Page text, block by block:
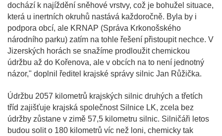
dochází k najíždění sněhové vrstvy, což je bohužel situace,
která u inertních okruhů nastává každoročně. Byla by i
podpora obcí, ale KRNAP (Správa Krkonošského
národního parku) zatím na tohle řešení přistoupit nechce. V
Jizerských horách se snažíme prodloužit chemickou
údržbu až do Kořenova, ale v obcích na to není jednotný
názor," doplnil ředitel krajské správy silnic Jan Růžička.
Údržbu 2057 kilometrů krajských silnic druhých a třetích
tříd zajišťuje krajská společnost Silnice LK, zcela bez
údržby zůstane v zimě 57,5 kilometru silnic. Silničáři letos
budou solit o 180 kilometrů víc než loni, chemicky tak